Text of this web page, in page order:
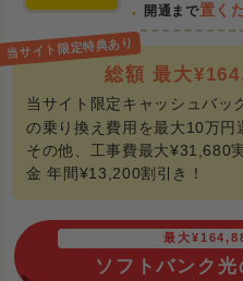
開通まで置く
総額 最大
当サイト限定キャッシュバッ
の乗り換え費用を最大10万円
その他、工事費最大¥31,680
金 年間¥13,200割引き！
最大
ソフトバンク